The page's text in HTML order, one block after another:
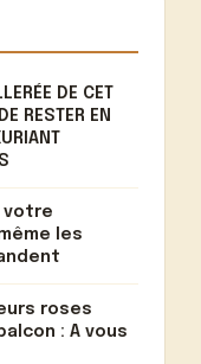
DE CET
RESTER EN
votre
les
roses
: A vous